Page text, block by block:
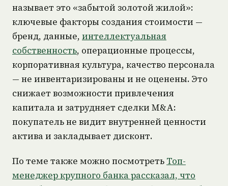
называет это «забытой золотой жилой»:
ключевые факторы создания стоимости —
бренд, данные, интеллектуальная
собственность, операционные процессы,
корпоративная культура, качество персонала
— не инвентаризированы и не оценены. Это
снижает возможности привлечения
капитала и затрудняет сделки M&A:
покупатель не видит внутренней ценности
актива и закладывает дисконт.
По теме также можно посмотреть Топ-
менеджер крупного банка рассказал, что